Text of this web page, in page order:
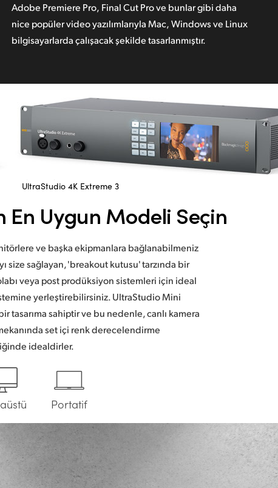
Adobe Premiere Pro, Final Cut Pro ve bunlar gibi daha
nice popüler video yazılımlarıyla Mac, Windows ve Linux
bilgisayarlardaçalışacak şekilde tasarlanmıştır.
UltraStudio 4K Extreme 3
En Uygun Modeli Seçin
ve başka ekipmanlara bağlanabilmeniz
size sağlayan,'breakout kutusu'tarzında bir
veya post prodüksiyon sistemleri için ideal
yerleştirebilirsiniz. UltraStudio Mini
tasarıma sahiptir ve bu nedenle, canlı kamera
set içi renk derecelendirme
idealdirler.
Portatif